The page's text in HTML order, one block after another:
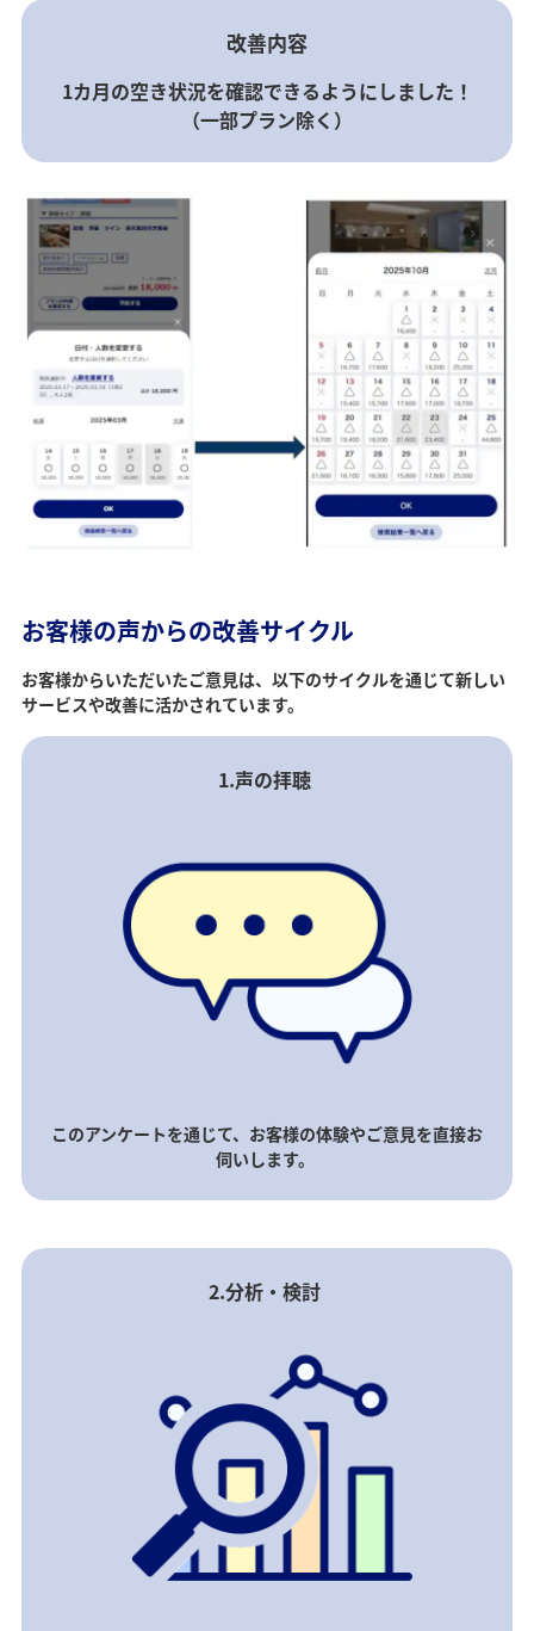
改善内容
1カ月の空き状況を確認できるようにしました！
（一部プラン除く）
お客様の声からの改善サイクル
お客様からいただいたご意見は、以下のサイクルを通じて新しい
サービスや改善に活かされています。
1.声の拝聴
このアンケートを通じて、お客様の体験やご意見を直接お
伺いします。
2.分析・検討